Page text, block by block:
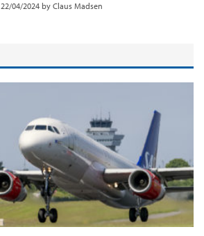
22/04/2024 by Claus Madsen